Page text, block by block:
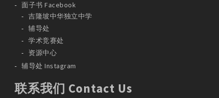
面子书 Facebook
吉隆坡中华独立中学
辅导处
学术竞赛处
资源中心
辅导处 Instagram
联系我们 Contact Us